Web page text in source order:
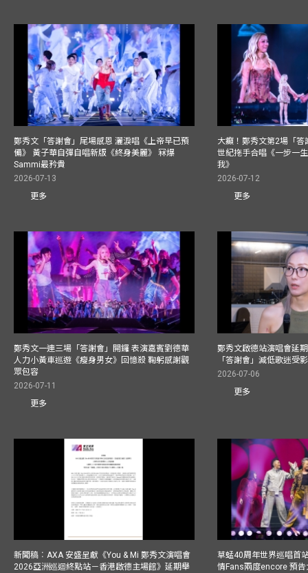
鄭秀文「答謝會」尾場感恩 灑淚唱《上帝早已預
備》 黃子華自彈自唱新版《終身美麗》 冧爆
Sammi最矜貴
2026-07-13
更多
大癲！鄭秀文第2場「
世紀拖手合唱《一步一
我》
2026-07-12
更多
鄭秀文一連三場「答謝會」開鑼 表演嘉賓劉德華
人力小黃車巡遊《瘦身男女》回憶殺 鞠躬感謝觀
眾包容
2026-07-11
更多
鄭秀文啟德站演唱會延
「答謝會」減低歌迷受
2026-07-06
更多
新聞稿︰AXA 安盛呈獻《You & Mi 鄭秀文演唱會
2026亞洲巡迴終點站－香港啟德主場館》延期舉
草蜢40周年世界巡唱首
情Fans兩度encore 預